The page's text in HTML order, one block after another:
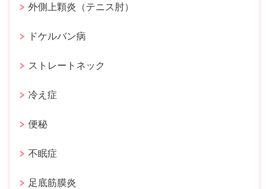
外側上顆炎（テニス肘）
ドケルバン病
ストレートネック
冷え症
便秘
不眠症
足底筋膜炎